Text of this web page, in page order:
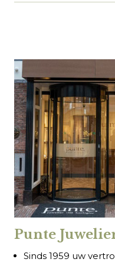
Punte
Sinds 1959 uw